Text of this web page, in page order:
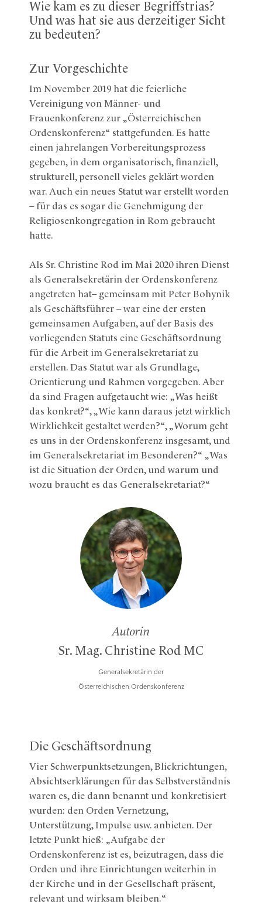
Wie kam es zu dieser Begriffstrias?
Und was hat sie aus derzeitiger Sicht
zu bedeuten?
Zur Vorgeschichte
Im November 2019 hat die feierliche
Vereinigung von Männer- und
Frauenkonferenz zur „Österreichischen
Ordenskonferenz“ stattgefunden. Es hatte
einen jahrelangen Vorbereitungsprozess
gegeben, in dem organisatorisch, finanziell,
strukturell, personell vieles geklärt worden
war. Auch ein neues Statut war erstellt worden
– für das es sogar die Genehmigung der
Religiosenkongregation in Rom gebraucht
hatte.
Als Sr. Christine Rod im Mai 2020 ihren Dienst
als Generalsekretärin der Ordenskonferenz
angetreten hat– gemeinsam mit Peter Bohynik
als Geschäftsführer – war eine der ersten
gemeinsamen Aufgaben, auf der Basis des
vorliegenden Statuts eine Geschäftsordnung
für die Arbeit im Generalsekretariat zu
erstellen. Das Statut war als Grundlage,
Orientierung und Rahmen vorgegeben. Aber
da sind Fragen aufgetaucht wie: „Was heißt
das konkret?“, „Wie kann daraus jetzt wirklich
Wirklichkeit gestaltet werden?“, „Worum geht
es uns in der Ordenskonferenz insgesamt, und
im Generalsekretariat im Besonderen?“ „Was
ist die Situation der Orden, und warum und
wozu braucht es das Generalsekretariat?“
Autorin
Sr. Mag. Christine Rod MC
Generalsekretärin der
Österreichischen Ordenskonferenz
Die Geschäftsordnung
Vier Schwerpunktsetzungen, Blickrichtungen,
Absichtserklärungen für das Selbstverständnis
waren es, die dann benannt und konkretisiert
wurden: den Orden Vernetzung,
Unterstützung, Impulse usw. anbieten. Der
letzte Punkt hieß: „Aufgabe der
Ordenskonferenz ist es, beizutragen, dass die
Orden und ihre Einrichtungen weiterhin in
der Kirche und in der Gesellschaft präsent,
relevant und wirksam bleiben.“